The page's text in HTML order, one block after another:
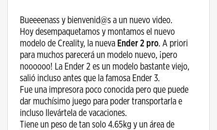
Bueeeenass y bienvenid@s a un nuevo video.
Hoy desempaquetamos y montamos el nuevo
modelo de Creality, la nueva Ender 2 pro. A priori
para muchos parecerá un modelo nuevo, ¡pero
noooooo! La Ender 2 es un modelo bastante viejo,
salió incluso antes que la famosa Ender 3.
Fue una impresora poco conocida pero que puede
dar muchísimo juego para poder transportarla e
incluso llevártela de vacaciones.
Tiene un peso de tan solo 4.65kg y un área de